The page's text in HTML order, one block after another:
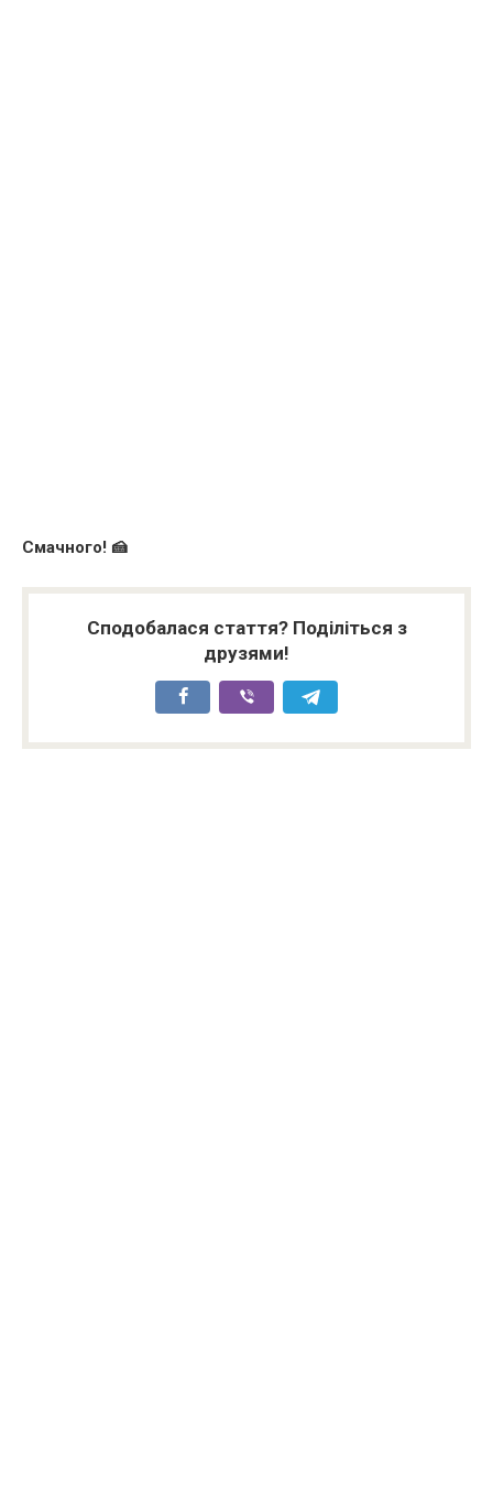
Смачного! 🍰
Сподобалася стаття? Поділіться з
друзями!